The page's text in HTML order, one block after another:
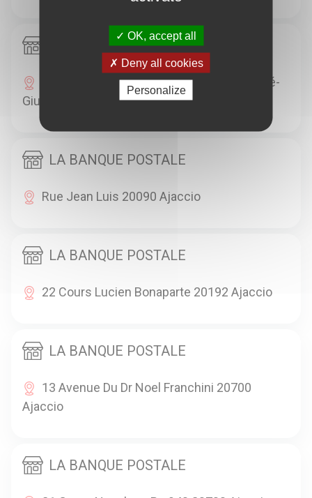
Bvd Stephanopoli De Comene X Rue André-
Giusti Et Jules Mondoloni 20000 Ajaccio
LA BANQUE POSTALE
Rue Jean Luis 20090 Ajaccio
LA BANQUE POSTALE
22 Cours Lucien Bonaparte 20192 Ajaccio
LA BANQUE POSTALE
13 Avenue Du Dr Noel Franchini 20700
Ajaccio
LA BANQUE POSTALE
OK, accept all
Deny all cookies
Personalize